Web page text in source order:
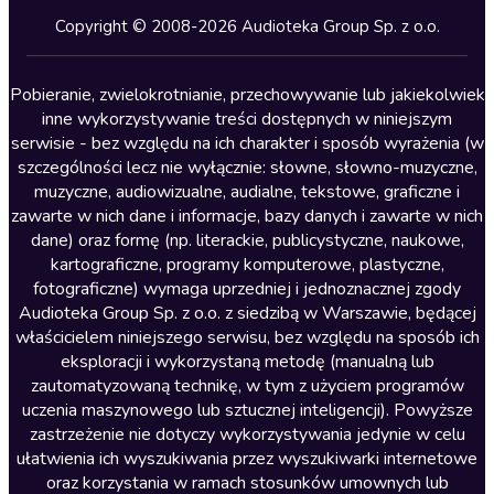
Kryminały
Lektury szkolne
Literatura anglojęzyczna
Literatura faktu
Literatura obyczajowa
Literatura piękna obca
Literatura piękna polska
Nagrania relaksacyjne
Nauka języków
Nauki humanistyczne
Podcasty i audycje
Polityka
Prasa
Copyright © 2008-2026 Audioteka Group Sp. z o.o.
Pobieranie, zwielokrotnianie, przechowywanie lub jakiekolwiek
inne wykorzystywanie treści dostępnych w niniejszym
serwisie - bez względu na ich charakter i sposób wyrażenia (w
szczególności lecz nie wyłącznie: słowne, słowno-muzyczne,
muzyczne, audiowizualne, audialne, tekstowe, graficzne i
zawarte w nich dane i informacje, bazy danych i zawarte w nich
dane) oraz formę (np. literackie, publicystyczne, naukowe,
kartograficzne, programy komputerowe, plastyczne,
fotograficzne) wymaga uprzedniej i jednoznacznej zgody
Audioteka Group Sp. z o.o. z siedzibą w Warszawie, będącej
właścicielem niniejszego serwisu, bez względu na sposób ich
eksploracji i wykorzystaną metodę (manualną lub
zautomatyzowaną technikę, w tym z użyciem programów
uczenia maszynowego lub sztucznej inteligencji). Powyższe
zastrzeżenie nie dotyczy wykorzystywania jedynie w celu
ułatwienia ich wyszukiwania przez wyszukiwarki internetowe
oraz korzystania w ramach stosunków umownych lub